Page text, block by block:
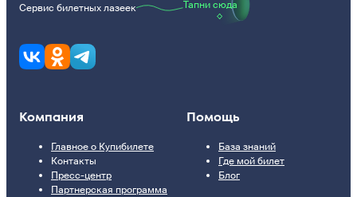
Сервис билетных лазеек Тапни сюда
Компания
Главное о Купибилете
Контакты
Пресс-центр
Партнерская программа
Помощь
База знаний
Где мой билет
Блог